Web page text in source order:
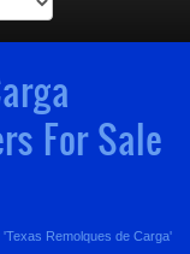
For Sale
Remolques de Carga'